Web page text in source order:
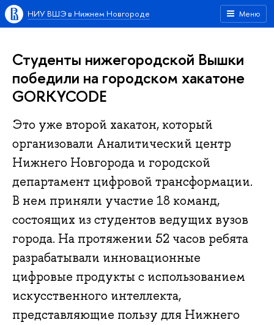
Меню
НИУ ВШЭ в Нижнем Новгороде
Студенты нижегородской Вышки
победили на городском хакатоне
GORKYCODE
Это уже второй хакатон, который
организовали Аналитический центр
Нижнего Новгорода и городской
департамент цифровой трансформации.
В нем приняли участие 18 команд,
состоящих из студентов ведущих вузов
города. На протяжении 52 часов ребята
разрабатывали инновационные
цифровые продукты с использованием
искусственного интеллекта,
представляющие пользу для Нижнего